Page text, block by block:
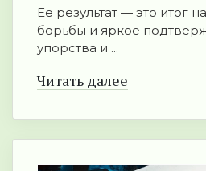
Ее результат — это итог
борьбы и яркое
упорства и ...
Читать далее